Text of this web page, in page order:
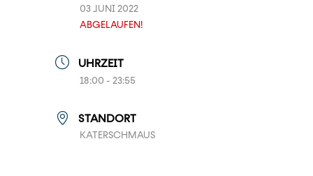
03 JUNI 2022
ABGELAUFEN!
UHRZEIT
18:00 - 23:55
STANDORT
KATERSCHMAUS